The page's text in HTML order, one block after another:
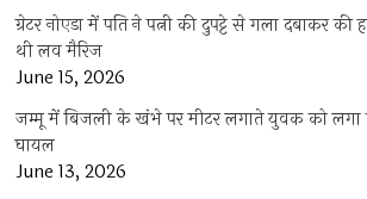
ग्रेटर नोएडा में पति ने पत्नी की दुपट्टे से गला दबाकर
थी लव मैरिज
June 15, 2026
जम्मू में बिजली के खंभे पर मीटर लगाते युवक को
घायल
June 13, 2026